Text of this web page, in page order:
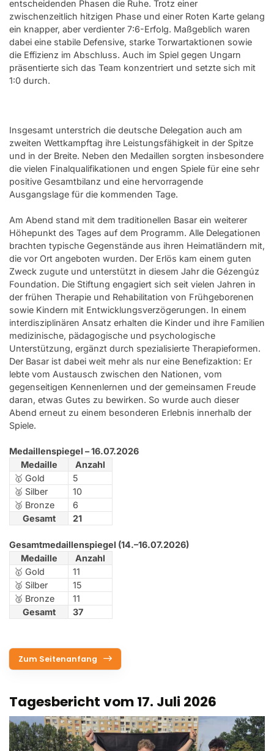
entscheidenden Phasen die Ruhe. Trotz einer
zwischenzeitlich hitzigen Phase und einer Roten Karte gelang
ein knapper, aber verdienter 7:6-Erfolg. Maßgeblich waren
dabei eine stabile Defensive, starke Torwartaktionen sowie
die Effizienz im Abschluss. Auch im Spiel gegen Ungarn
präsentierte sich das Team konzentriert und setzte sich mit
1:0 durch.
Insgesamt unterstrich die deutsche Delegation auch am
zweiten Wettkampftag ihre Leistungsfähigkeit in der Spitze
und in der Breite. Neben den Medaillen sorgten insbesondere
die vielen Finalqualifikationen und engen Spiele für eine sehr
positive Gesamtbilanz und eine hervorragende
Ausgangslage für die kommenden Tage.
Am Abend stand mit dem traditionellen Basar ein weiterer
Höhepunkt des Tages auf dem Programm. Alle Delegationen
brachten typische Gegenstände aus ihren Heimatländern mit,
die vor Ort angeboten wurden. Der Erlös kam einem guten
Zweck zugute und unterstützt in diesem Jahr die Gézengúz
Foundation. Die Stiftung engagiert sich seit vielen Jahren in
der frühen Therapie und Rehabilitation von Frühgeborenen
sowie Kindern mit Entwicklungsverzögerungen. In einem
interdisziplinären Ansatz erhalten die Kinder und ihre Familien
medizinische, pädagogische und psychologische
Unterstützung, ergänzt durch spezialisierte Therapieformen.
Der Basar ist dabei weit mehr als nur eine Benefizaktion: Er
lebte vom Austausch zwischen den Nationen, vom
gegenseitigen Kennenlernen und der gemeinsamen Freude
daran, etwas Gutes zu bewirken. So wurde auch dieser
Abend erneut zu einem besonderen Erlebnis innerhalb der
Spiele.
Medaillenspiegel – 16.07.2026
Medaille
Anzahl
🥇 Gold
5
🥈 Silber
10
🥉 Bronze
6
Gesamt
21
Gesamtmedaillenspiegel (14.–16.07.2026)
Medaille
Anzahl
🥇 Gold
11
🥈 Silber
15
🥉 Bronze
11
Gesamt
37
Zum Seitenanfang
Tagesbericht vom 17. Juli 2026